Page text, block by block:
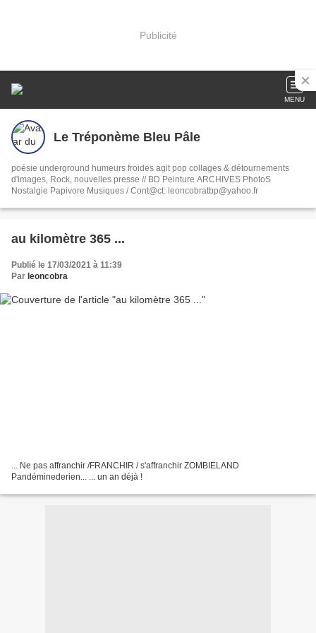
Publicité
MENU
Le Tréponème Bleu Pâle
poésie underground humeurs froides agit pop collages & détournements
d'images, Rock, nouvelles presse // BD Peinture ARCHIVES PhotoS
Nostalgie Papivore Musiques / Cont@ct: leoncobratbp@yahoo.fr
au kilomètre 365 ...
Publié le 17/03/2021 à 11:39
Par leoncobra
... Ne pas affranchir /FRANCHIR / s'affranchir ZOMBIELAND
Pandéminederien... ... un an déjà !